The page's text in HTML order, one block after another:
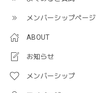
メンバーシップページ
ABOUT
お知らせ
メンバーシップ